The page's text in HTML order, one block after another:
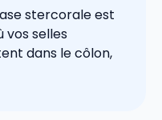
stercorale est
vos selles
dans le côlon,